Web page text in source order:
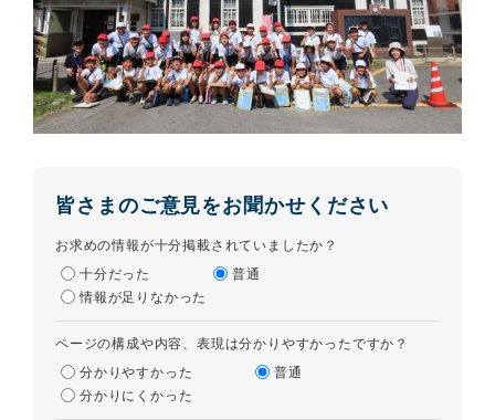
皆さまのご意見をお聞かせください
お求めの情報が十分掲載されていましたか？
十分だった
普通
情報が足りなかった
ページの構成や内容、表現は分かりやすかったですか？
分かりやすかった
普通
分かりにくかった